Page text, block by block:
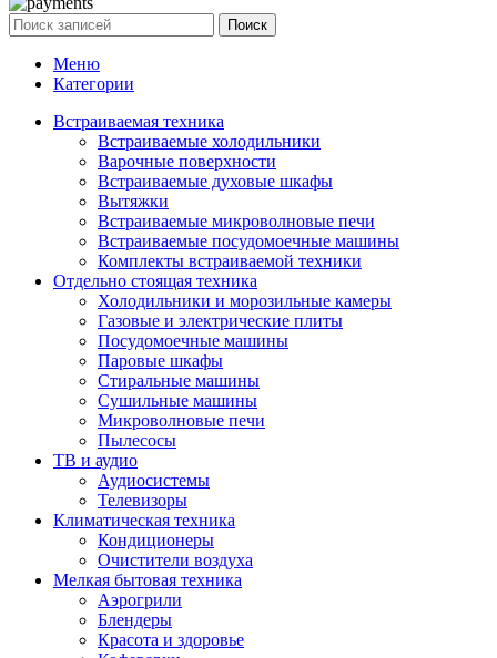
Поиск
Меню
Категории
Встраиваемая техника
Встраиваемые холодильники
Варочные поверхности
Встраиваемые духовые шкафы
Вытяжки
Встраиваемые микроволновые печи
Встраиваемые посудомоечные машины
Комплекты встраиваемой техники
Отдельно стоящая техника
Холодильники и морозильные камеры
Газовые и электрические плиты
Посудомоечные машины
Паровые шкафы
Стиральные машины
Сушильные машины
Микроволновые печи
Пылесосы
ТВ и аудио
Аудиосистемы
Телевизоры
Климатическая техника
Кондиционеры
Очистители воздуха
Мелкая бытовая техника
Аэрогрили
Блендеры
Красота и здоровье